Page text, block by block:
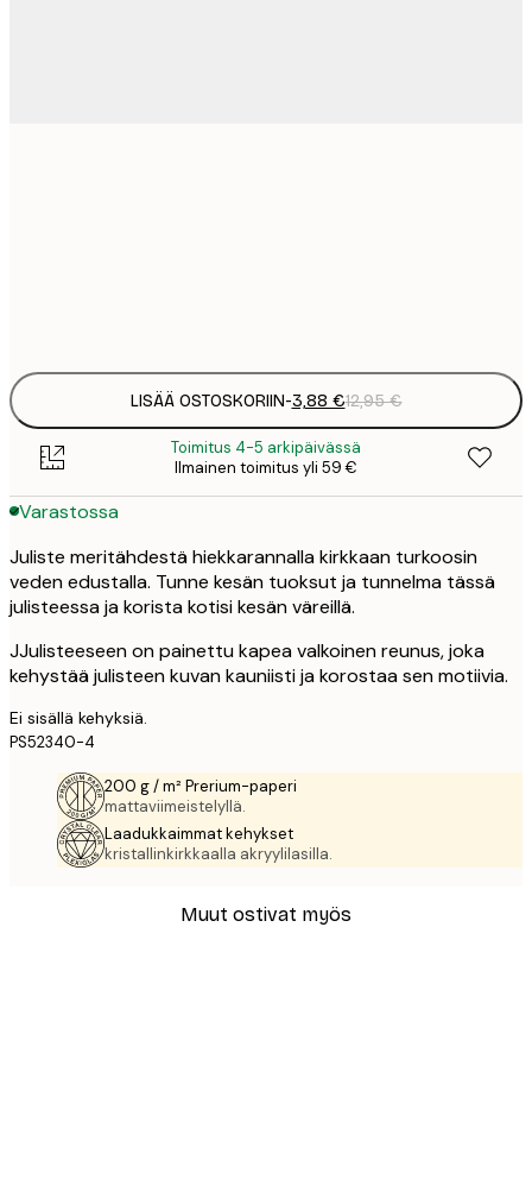
LISÄÄ OSTOSKORIIN-3,88 €12,95 €
Toimitus 4-5 arkipäivässä
Ilmainen toimitus yli 59 €
Varastossa
Juliste meritähdestä hiekkarannalla kirkkaan turkoosin
veden edustalla. Tunne kesän tuoksut ja tunnelma tässä
julisteessa ja korista kotisi kesän väreillä.
JJulisteeseen on painettu kapea valkoinen reunus, joka
kehystää julisteen kuvan kauniisti ja korostaa sen motiivia.
Ei sisällä kehyksiä.
PS52340-4
200 g / m² Prerium-paperi
mattaviimeistelyllä.
Laadukkaimmat kehykset
kristallinkirkkaalla akryylilasilla.
Muut ostivat myös